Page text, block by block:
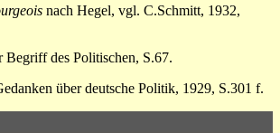
nach Hegel, vgl. C.Schmitt, 1932,
Begriff des Politischen, S.67.
über deutsche Politik, 1929, S.301 f.